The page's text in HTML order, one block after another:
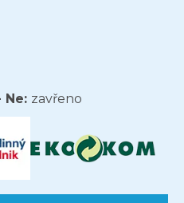
Ne: zavřeno